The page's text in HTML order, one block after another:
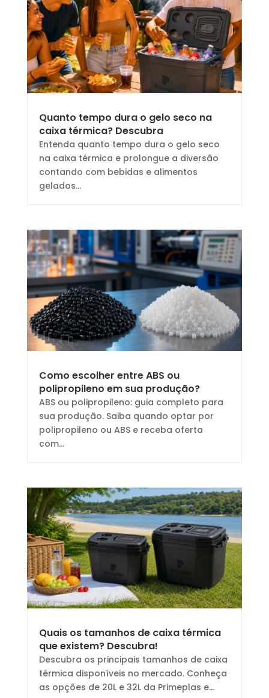
Quanto tempo dura o gelo seco na
caixa térmica? Descubra
Entenda quanto tempo dura o gelo seco
na caixa térmica e prolongue a diversão
contando com bebidas e alimentos
gelados...
Como escolher entre ABS ou
polipropileno em sua produção?
ABS ou polipropileno: guia completo para
sua produção. Saiba quando optar por
polipropileno ou ABS e receba oferta
com...
Quais os tamanhos de caixa térmica
que existem? Descubra!
Descubra os principais tamanhos de caixa
térmica disponíveis no mercado. Conheça
as opções de 20L e 32L da Primeplas e...